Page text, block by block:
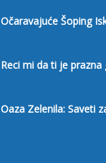
Očaravajuće Šoping
Reci mi da ti je prazna
Oaza Zelenila: Saveti